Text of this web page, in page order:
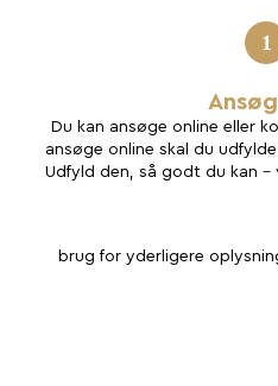
1
Du kan ansøge online eller
ansøge online skal du
Udfyld den, så godt du kan -
brug for yderligere